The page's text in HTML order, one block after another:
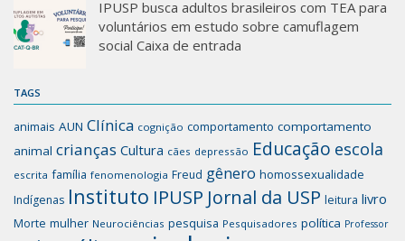
IPUSP busca adultos brasileiros com TEA para
voluntários em estudo sobre camuflagem
social Caixa de entrada
TAGS
animais AUN Clínica cognição comportamento comportamento
animal crianças Cultura cães depressão Educação escola
escrita família fenomenologia Freud gênero homossexualidade
Indígenas Instituto IPUSP Jornal da USP leitura livro
Morte mulher Neurociências pesquisa Pesquisadores política Professor